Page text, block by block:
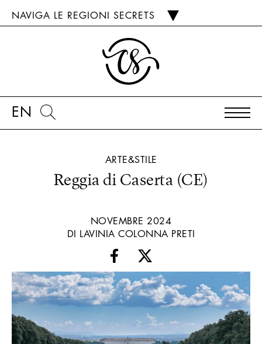
NAVIGA LE REGIONI SECRETS
EN
ARTE&STILE
Reggia di Caserta (CE)
NOVEMBRE 2024
DI LAVINIA COLONNA PRETI